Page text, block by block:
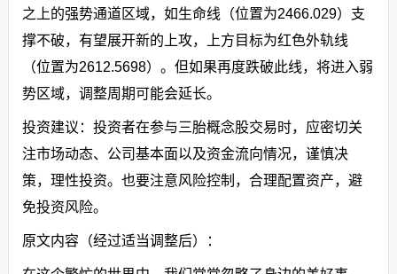
之上的强势通道区域，如生命线（位置为2466.029）支
撑不破，有望展开新的上攻，上方目标为红色外轨线
（位置为2612.5698）。但如果再度跌破此线，将进入弱
势区域，调整周期可能会延长。
投资建议：投资者在参与三胎概念股交易时，应密切关
注市场动态、公司基本面以及资金流向情况，谨慎决
策，理性投资。也要注意风险控制，合理配置资产，避
免投资风险。
原文内容（经过适当调整后）：